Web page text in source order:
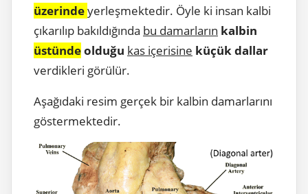
üzerindeyerleşmektedir. Öyle ki insan kalbi
çıkarılıp bakıldığında bu damarların kalbin
üstündeolduğu kas içerisine küçük dallar
verdikleri görülür.
Aşağıdaki resim gerçek bir kalbin damarlarını
göstermektedir.